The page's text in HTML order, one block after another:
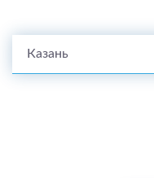
Казань